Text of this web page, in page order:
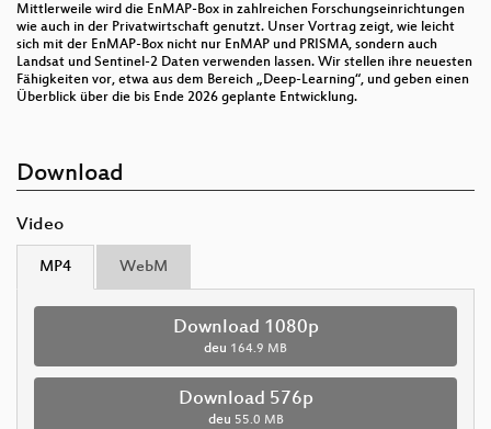
Mittlerweile wird die EnMAP-Box in zahlreichen Forschungseinrichtungen
wie auch in der Privatwirtschaft genutzt. Unser Vortrag zeigt, wie leicht
sich mit der EnMAP-Box nicht nur EnMAP und PRISMA, sondern auch
Landsat und Sentinel-2 Daten verwenden lassen. Wir stellen ihre neuesten
Fähigkeiten vor, etwa aus dem Bereich „Deep-Learning“, und geben einen
Überblick über die bis Ende 2026 geplante Entwicklung.
Download
Video
MP4 WebM
Download 1080p
deu 164.9 MB
Download 576p
deu 55.0 MB